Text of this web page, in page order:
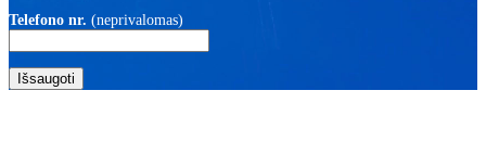
Telefono nr. (neprivalomas)